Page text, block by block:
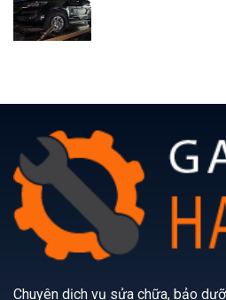
Chuyên dịch vụ sửa chữa, bảo